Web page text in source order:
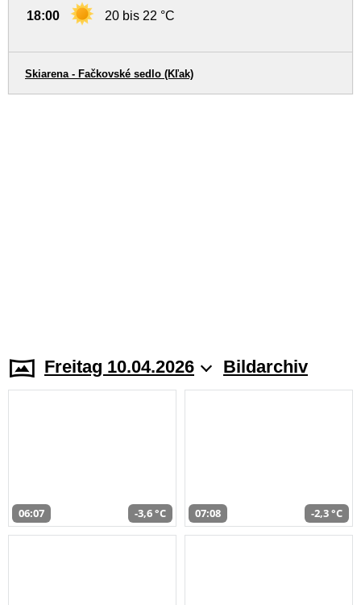
18:00 20 bis 22 °C
Skiarena - Fačkovské sedlo (Kľak)
Freitag 10.04.2026 Bildarchiv
06:07 -3,6 °C 07:08 -2,3 °C